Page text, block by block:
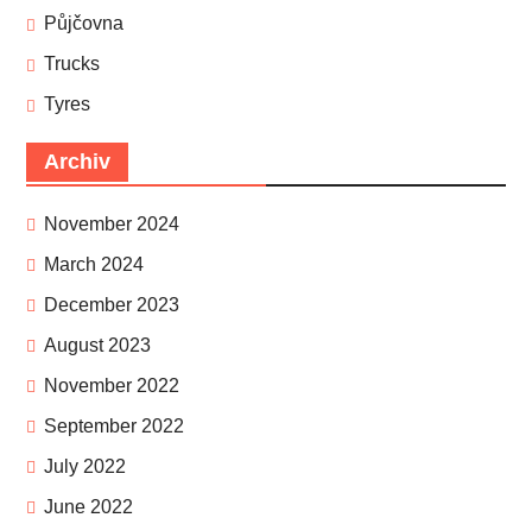
Půjčovna
Trucks
Tyres
Archiv
November 2024
March 2024
December 2023
August 2023
November 2022
September 2022
July 2022
June 2022